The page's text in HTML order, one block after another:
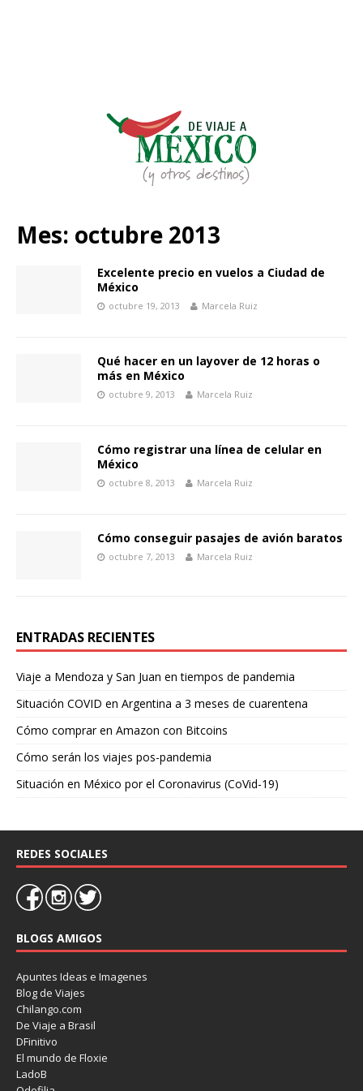
Mes: octubre 2013
Excelente precio en vuelos a Ciudad de
México
octubre 19, 2013 Marcela Ruiz
Qué hacer en un layover de 12 horas o
más en México
octubre 9, 2013 Marcela Ruiz
Cómo registrar una línea de celular en
México
octubre 8, 2013 Marcela Ruiz
Cómo conseguir pasajes de avión baratos
octubre 7, 2013 Marcela Ruiz
ENTRADAS RECIENTES
Viaje a Mendoza y San Juan en tiempos de pandemia
Situación COVID en Argentina a 3 meses de cuarentena
Cómo comprar en Amazon con Bitcoins
Cómo serán los viajes pos-pandemia
Situación en México por el Coronavirus (CoVid-19)
REDES SOCIALES
BLOGS AMIGOS
Apuntes Ideas e Imagenes
Blog de Viajes
Chilango.com
De Viaje a Brasil
DFinitivo
El mundo de Floxie
LadoB